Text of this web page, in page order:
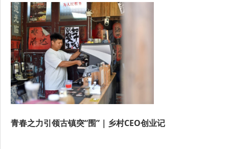
青春之力引领古镇突“围”｜乡村CEO创业记